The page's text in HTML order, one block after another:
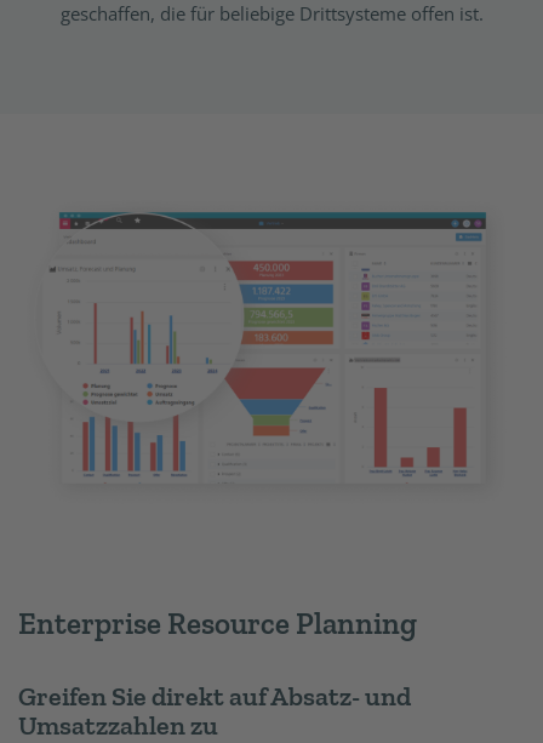
geschaffen, die für beliebige Drittsysteme offen ist.
Enterprise Resource Planning
Greifen Sie direkt auf Absatz- und
Umsatzzahlen zu